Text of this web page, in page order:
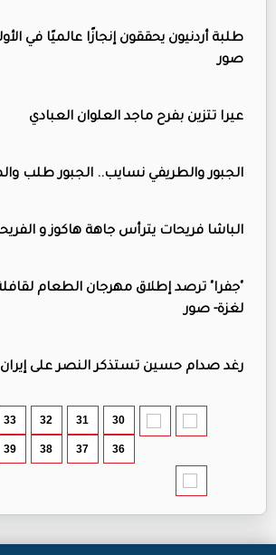
طلبة أردنيون يحققون إنجازًا عالميًا في
صور
عيرا تتزين بفرح ماجد العلوان العبادي
الجبور والطريفي نسايب.. الجبور طلب
الباشا فريحات يترأس جاهة هاكوز و
لغزة- صور
رغد صدام حسين تستذكر النصر على إيران
30
31
32
33
36
37
38
39